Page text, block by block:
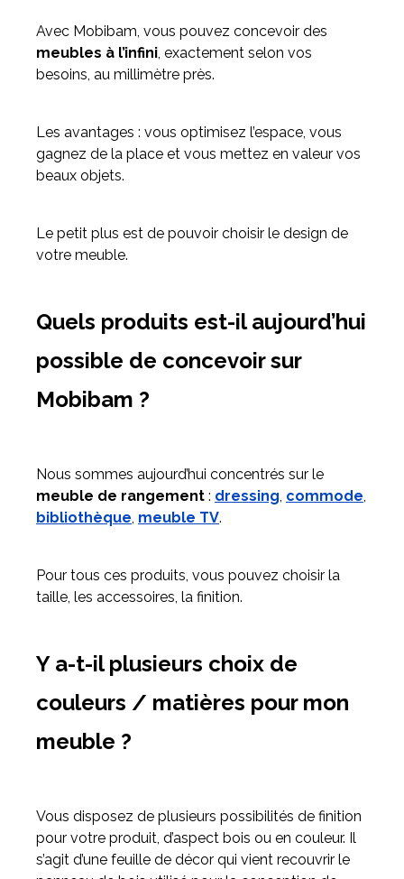
Avec Mobibam, vous pouvez concevoir des
meubles à l’infini, exactement selon vos
besoins, au millimètre près.
Les avantages : vous optimisez l’espace, vous
gagnez de la place et vous mettez en valeur vos
beaux objets.
Le petit plus est de pouvoir choisir le design de
votre meuble.
Quels produits est-il aujourd’hui
possible de concevoir sur
Mobibam ?
Nous sommes aujourd’hui concentrés sur le
meuble de rangement : dressing, commode,
bibliothèque, meuble TV.
Pour tous ces produits, vous pouvez choisir la
taille, les accessoires, la finition.
Y a-t-il plusieurs choix de
couleurs / matières pour mon
meuble ?
Vous disposez de plusieurs possibilités de finition
pour votre produit, d’aspect bois ou en couleur. Il
s’agit d’une feuille de décor qui vient recouvrir le